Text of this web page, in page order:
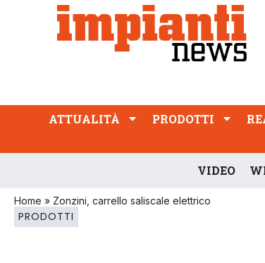
ATTUALITÀ PRODOTTI
PROFESSIONE
ATTUALITÀ PRODOTTI
VIDEO
Home » Zonzini, carrello saliscale elettrico
PRODOTTI